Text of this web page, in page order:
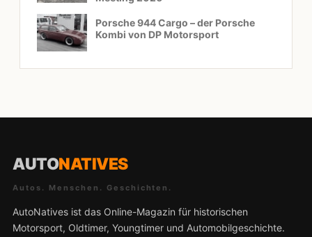
Porsche 944 Cargo – der Porsche
Kombi von DP Motorsport
AUTONATIVES
Autos. Menschen. Geschichten.
AutoNatives ist das Online-Magazin für historischen
Motorsport, Oldtimer, Youngtimer und Automobilgeschichte.